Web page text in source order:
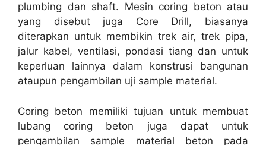
plumbing dan shaft. Mesin coring beton atau
yang disebut juga Core Drill, biasanya
diterapkan untuk membikin trek air, trek pipa,
jalur kabel, ventilasi, pondasi tiang dan untuk
keperluan lainnya dalam konstrusi bangunan
ataupun pengambilan uji sample material.
Coring beton memiliki tujuan untuk membuat
lubang coring beton juga dapat untuk
pengambilan sample material beton pada